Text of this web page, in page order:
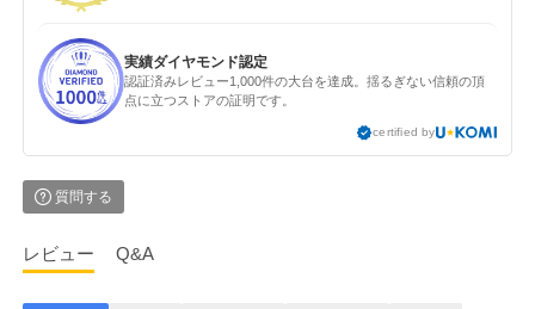
実績ダイヤモンド認定
認証済みレビュー1,000件の大台を達成。揺るぎない信頼の頂
点に立つストアの証明です。
certified by
質問する
レビュー Q&A